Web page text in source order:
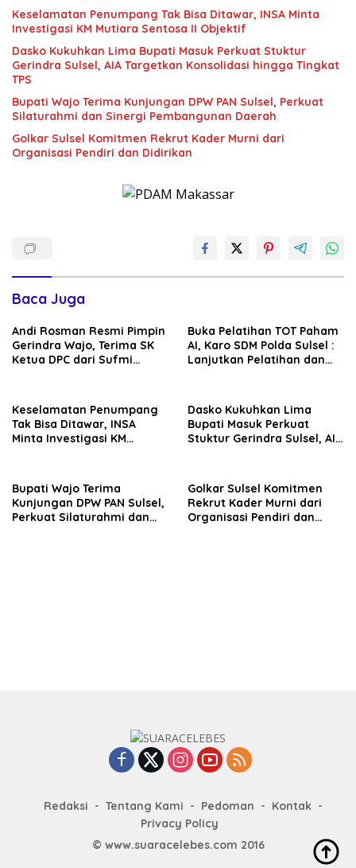
Keselamatan Penumpang Tak Bisa Ditawar, INSA Minta
Investigasi KM Mutiara Sentosa II Objektif
Dasko Kukuhkan Lima Bupati Masuk Perkuat Stuktur
Gerindra Sulsel, AIA Targetkan Konsolidasi hingga Tingkat
TPS
Bupati Wajo Terima Kunjungan DPW PAN Sulsel, Perkuat
Silaturahmi dan Sinergi Pembangunan Daerah
Golkar Sulsel Komitmen Rekrut Kader Murni dari
Organisasi Pendiri dan Didirikan
Baca Juga
Andi Rosman Resmi Pimpin
Gerindra Wajo, Terima SK
Ketua DPC dari Sufmi
Buka Pelatihan TOT Paham
AI, Karo SDM Polda Sulsel :
Lanjutkan Pelatihan dan
Keselamatan Penumpang
Tak Bisa Ditawar, INSA
Minta Investigasi KM
Dasko Kukuhkan Lima
Bupati Masuk Perkuat
Stuktur Gerindra Sulsel, AIA
Bupati Wajo Terima
Kunjungan DPW PAN Sulsel,
Perkuat Silaturahmi dan
Golkar Sulsel Komitmen
Rekrut Kader Murni dari
Organisasi Pendiri dan
Redaksi Tentang Kami Pedoman
Kontak
Privacy Policy
© www.suaracelebes.com 2016